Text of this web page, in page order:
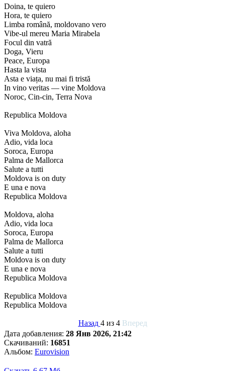
Doina, te quiero
Hora, te quiero
Limba română, moldovano vero
Vibe-ul mereu Maria Mirabela
Focul din vatră
Doga, Vieru
Peace, Europa
Hasta la vista
Asta e viața, nu mai fi tristă
In vino veritas — vine Moldova
Noroc, Cin-cin, Terra Nova
Republica Moldova
Viva Moldova, aloha
Adio, vida loca
Soroca, Europa
Palma de Mallorca
Salute a tutti
Moldova is on duty
E una e nova
Republica Moldova
Moldova, aloha
Adio, vida loca
Soroca, Europa
Palma de Mallorca
Salute a tutti
Moldova iѕ on duty
E una e nova
Republica Moldova
Republica Moldova
Republica Moldovа
Назад 4 из 4 Вперед
Дата добавления: 28 Янв 2026, 21:42
Скачиваний: 16851
Альбом: Eurovision